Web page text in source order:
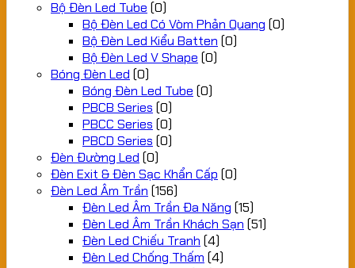
Bộ Đèn Led Tube (0)
Bộ Đèn Led Có Vòm Phản Quang (0)
Bộ Đèn Led Kiểu Batten (0)
Bộ Đèn Led V Shape (0)
Bóng Đèn Led (0)
Bóng Đèn Led Tube (0)
PBCB Series (0)
PBCC Series (0)
PBCD Series (0)
Đèn Đường Led (0)
Đèn Exit & Đèn Sạc Khẩn Cấp (0)
Đèn Led Âm Trần (156)
Đèn Led Âm Trần Đa Năng (15)
Đèn Led Âm Trần Khách Sạn (51)
Đèn Led Chiếu Tranh (4)
Đèn Led Chống Thấm (4)